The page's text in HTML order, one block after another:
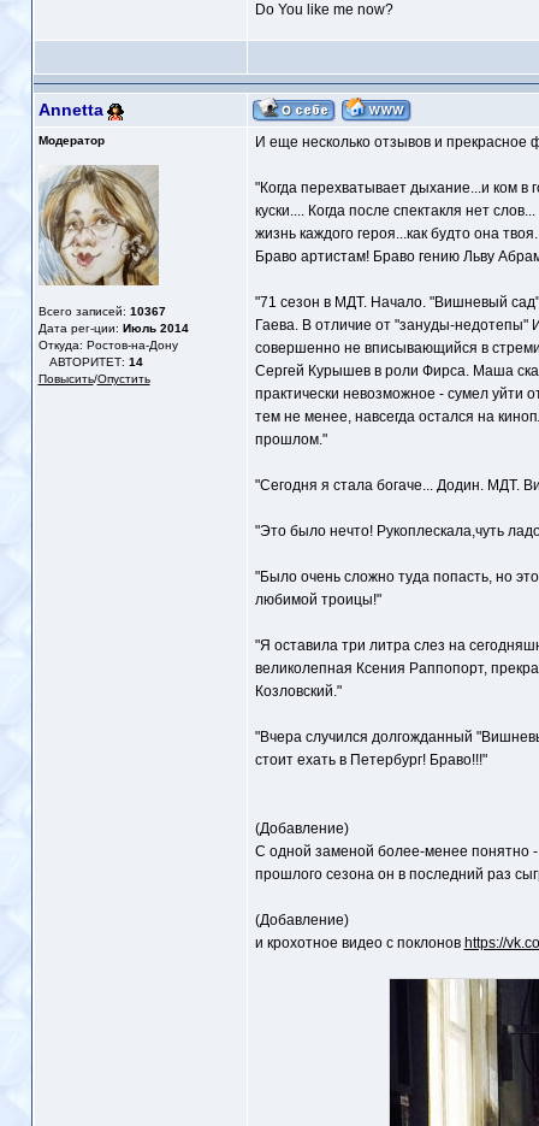
Do You like me now?
Annetta
Модератор
Всего записей: 10367
Дата рег-ции: Июль 2014
Откуда: Ростов-на-Дону
АВТОРИТЕТ: 14
Повысить/Опустить
И еще несколько отзывов и прекрасное
"Когда перехватывает дыхание...и ком в
куски.... Когда после спектакля нет
жизнь каждого героя...как будто она
Браво артистам! Браво гению Льву
"71 сезон в МДТ. Начало. "Вишневый
Гаева. В отличие от "зануды-недотепы"
совершенно не вписывающийся в
Сергей Курышев в роли Фирса. Маша
практически невозможное - сумел уйти
тем не менее, навсегда остался на
прошлом."
"Сегодня я стала богаче... Додин. МДТ.
"Это было нечто! Рукоплескала,чуть
"Было очень сложно туда попасть, но
любимой троицы!"
"Я оставила три литра слез на
великолепная Ксения Раппопорт,
Козловский."
"Вчера случился долгожданный
стоит ехать в Петербург! Браво!!!"
(Добавление)
С одной заменой более-менее понятно
прошлого сезона он в последний раз
(Добавление)
и крохотное видео с поклонов https://